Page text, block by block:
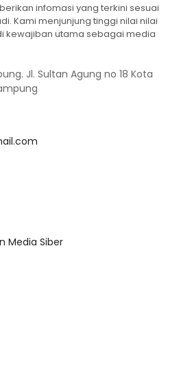
infomasi yang terkini sesuai
Kami menjunjung tinggi nilai nilai
kewajiban utama sebagai media
Jl. Sultan Agung no 18 Kota
Media Siber